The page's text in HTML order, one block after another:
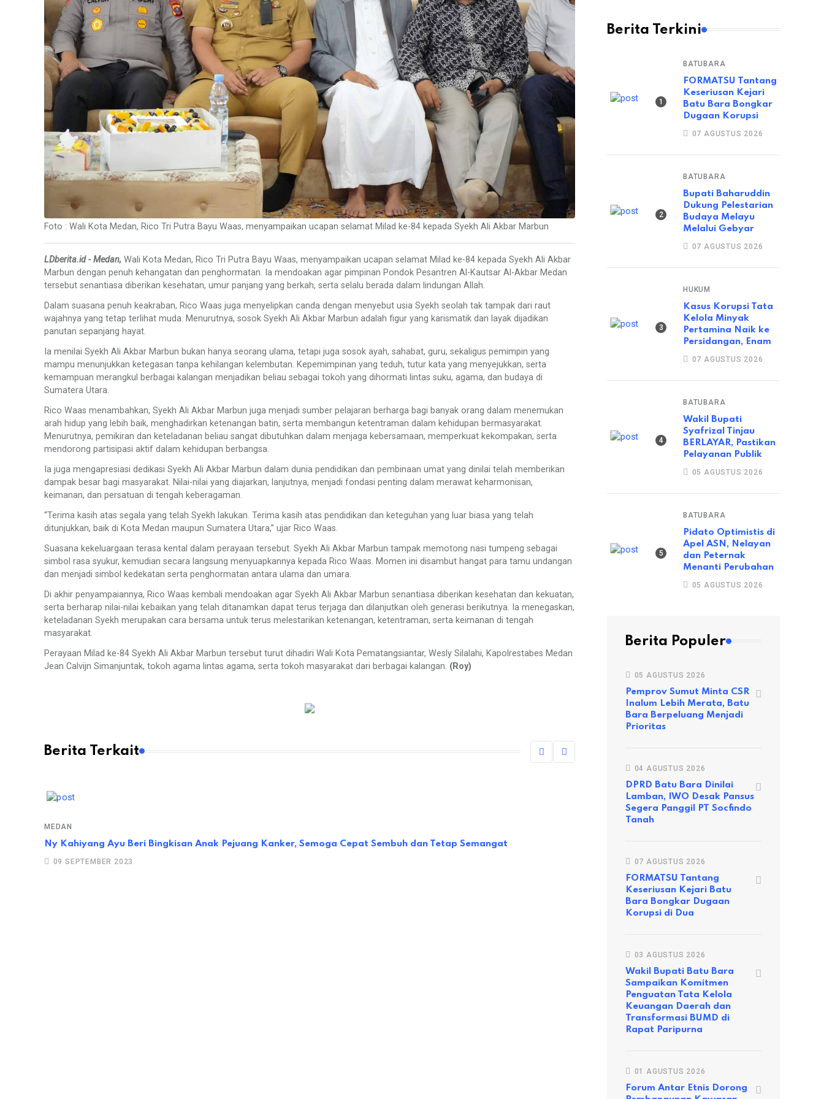
Foto : Wali Kota Medan, Rico Tri Putra Bayu Waas, menyampaikan ucapan selamat Milad ke-84 kepada Syekh Ali Akbar Marbun
LDberita.id - Medan, Wali Kota Medan, Rico Tri Putra Bayu Waas, menyampaikan ucapan selamat Milad ke-84 kepada Syekh Ali Akbar
Marbun dengan penuh kehangatan dan penghormatan. Ia mendoakan agar pimpinan Pondok Pesantren Al-Kautsar Al-Akbar Medan
tersebut senantiasa diberikan kesehatan, umur panjang yang berkah, serta selalu berada dalam lindungan Allah.
Dalam suasana penuh keakraban, Rico Waas juga menyelipkan canda dengan menyebut usia Syekh seolah tak tampak dari raut
wajahnya yang tetap terlihat muda. Menurutnya, sosok Syekh Ali Akbar Marbun adalah figur yang karismatik dan layak dijadikan
panutan sepanjang hayat.
Ia menilai Syekh Ali Akbar Marbun bukan hanya seorang ulama, tetapi juga sosok ayah, sahabat, guru, sekaligus pemimpin yang
mampu menunjukkan ketegasan tanpa kehilangan kelembutan. Kepemimpinan yang teduh, tutur kata yang menyejukkan, serta
kemampuan merangkul berbagai kalangan menjadikan beliau sebagai tokoh yang dihormati lintas suku, agama, dan budaya di
Sumatera Utara.
Rico Waas menambahkan, Syekh Ali Akbar Marbun juga menjadi sumber pelajaran berharga bagi banyak orang dalam menemukan
arah hidup yang lebih baik, menghadirkan ketenangan batin, serta membangun ketentraman dalam kehidupan bermasyarakat.
Menurutnya, pemikiran dan keteladanan beliau sangat dibutuhkan dalam menjaga kebersamaan, memperkuat kekompakan, serta
mendorong partisipasi aktif dalam kehidupan berbangsa.
Ia juga mengapresiasi dedikasi Syekh Ali Akbar Marbun dalam dunia pendidikan dan pembinaan umat yang dinilai telah memberikan
dampak besar bagi masyarakat. Nilai-nilai yang diajarkan, lanjutnya, menjadi fondasi penting dalam merawat keharmonisan,
keimanan, dan persatuan di tengah keberagaman.
“Terima kasih atas segala yang telah Syekh lakukan. Terima kasih atas pendidikan dan keteguhan yang luar biasa yang telah
ditunjukkan, baik di Kota Medan maupun Sumatera Utara,” ujar Rico Waas.
Suasana kekeluargaan terasa kental dalam perayaan tersebut. Syekh Ali Akbar Marbun tampak memotong nasi tumpeng sebagai
simbol rasa syukur, kemudian secara langsung menyuapkannya kepada Rico Waas. Momen ini disambut hangat para tamu undangan
dan menjadi simbol kedekatan serta penghormatan antara ulama dan umara.
Di akhir penyampaiannya, Rico Waas kembali mendoakan agar Syekh Ali Akbar Marbun senantiasa diberikan kesehatan dan kekuatan,
serta berharap nilai-nilai kebaikan yang telah ditanamkan dapat terus terjaga dan dilanjutkan oleh generasi berikutnya. Ia menegaskan,
keteladanan Syekh merupakan cara bersama untuk terus melestarikan ketenangan, ketentraman, serta keimanan di tengah
masyarakat.
Perayaan Milad ke-84 Syekh Ali Akbar Marbun tersebut turut dihadiri Wali Kota Pematangsiantar, Wesly Silalahi, Kapolrestabes Medan
Jean Calvijn Simanjuntak, tokoh agama lintas agama, serta tokoh masyarakat dari berbagai kalangan. (Roy)
Berita Terkait
MEDAN
Ny Kahiyang Ayu Beri Bingkisan Anak Pejuang Kanker, Semoga Cepat Sembuh dan Tetap Semangat
09 SEPTEMBER 2023 05 SEPTEMBER 2023
Berita Terkini
BATUBARA
FORMATSU Tantang
Keseriusan Kejari
Batu Bara Bongkar
Dugaan Korupsi
07 AGUSTUS 2026
BATUBARA
Bupati Baharuddin
Dukung Pelestarian
Budaya Melayu
Melalui Gebyar
07 AGUSTUS 2026
HUKUM
Kasus Korupsi Tata
Kelola Minyak
Pertamina Naik ke
Persidangan, Enam
07 AGUSTUS 2026
BATUBARA
Wakil Bupati
Syafrizal Tinjau
BERLAYAR, Pastikan
Pelayanan Publik
05 AGUSTUS 2026
BATUBARA
Pidato Optimistis di
Apel ASN, Nelayan
dan Peternak
Menanti Perubahan
05 AGUSTUS 2026
Berita Populer
05 AGUSTUS 2026
Pemprov Sumut Minta CSR
Inalum Lebih Merata, Batu
Bara Berpeluang Menjadi
Prioritas
04 AGUSTUS 2026
DPRD Batu Bara Dinilai
Lamban, IWO Desak Pansus
Segera Panggil PT Socfindo
Tanah
07 AGUSTUS 2026
FORMATSU Tantang
Keseriusan Kejari Batu
Bara Bongkar Dugaan
Korupsi di Dua
03 AGUSTUS 2026
Wakil Bupati Batu Bara
Sampaikan Komitmen
Penguatan Tata Kelola
Keuangan Daerah dan
Transformasi BUMD di
Rapat Paripurna
01 AGUSTUS 2026
Forum Antar Etnis Dorong